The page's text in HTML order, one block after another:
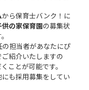
から保育士バンク！に
供の家保育園の募集状
担当者があなたにぴ
紹介いたしますの
ことが可能です。
も採用募集をしてい